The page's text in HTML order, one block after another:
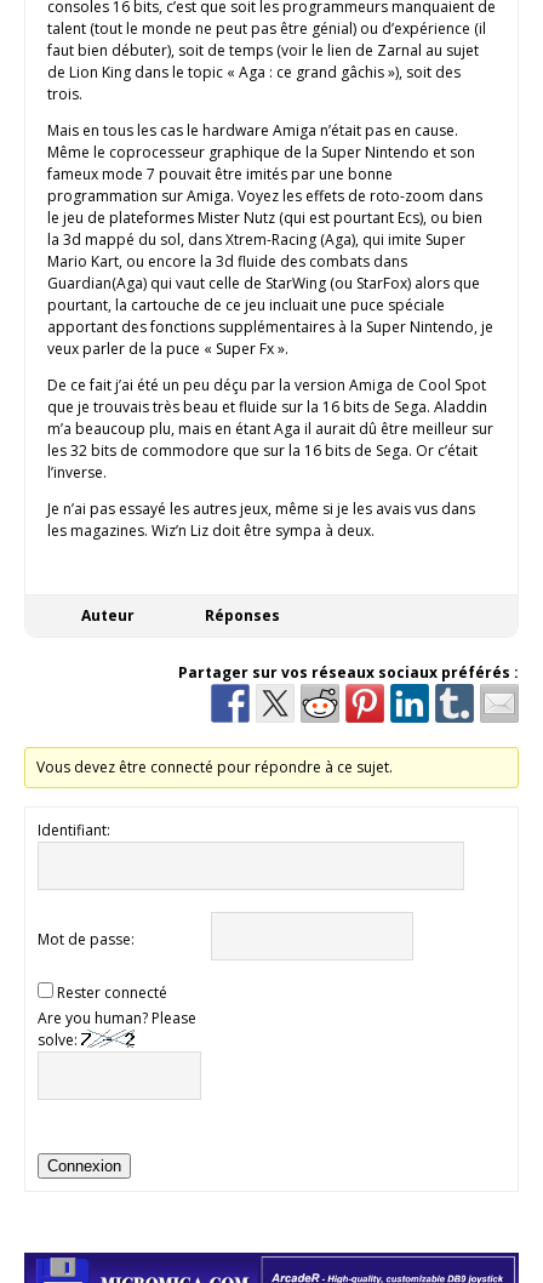
consoles 16 bits, c’est que soit les programmeurs manquaient de
talent (tout le monde ne peut pas être génial) ou d’expérience (il
faut bien débuter), soit de temps (voir le lien de Zarnal au sujet
de Lion King dans le topic « Aga : ce grand gâchis »), soit des
trois.
Mais en tous les cas le hardware Amiga n’était pas en cause.
Même le coprocesseur graphique de la Super Nintendo et son
fameux mode 7 pouvait être imités par une bonne
programmation sur Amiga. Voyez les effets de roto-zoom dans
le jeu de plateformes Mister Nutz (qui est pourtant Ecs), ou bien
la 3d mappé du sol, dans Xtrem-Racing (Aga), qui imite Super
Mario Kart, ou encore la 3d fluide des combats dans
Guardian(Aga) qui vaut celle de StarWing (ou StarFox) alors que
pourtant, la cartouche de ce jeu incluait une puce spéciale
apportant des fonctions supplémentaires à la Super Nintendo, je
veux parler de la puce « Super Fx ».
De ce fait j’ai été un peu déçu par la version Amiga de Cool Spot
que je trouvais très beau et fluide sur la 16 bits de Sega. Aladdin
m’a beaucoup plu, mais en étant Aga il aurait dû être meilleur sur
les 32 bits de commodore que sur la 16 bits de Sega. Or c’était
l’inverse.
Je n’ai pas essayé les autres jeux, même si je les avais vus dans
les magazines. Wiz’n Liz doit être sympa à deux.
Auteur Réponses
Partager sur vos réseaux sociaux préférés :
Vous devez être connecté pour répondre à ce sujet.
Identifiant:
Mot de passe:
Rester connecté
Are you human? Please
solve:
Connexion